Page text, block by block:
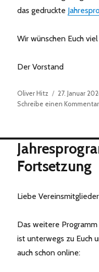
das gedruckte
Wir wünschen Euch
Der Vorstand
Autor
Oliver Hitz
Veröffentlicht
am
27. Januar
Schreibe einen Kommentar
Fortsetzung
Liebe Vereinsmitglieder
Das weitere
ist unterwegs zu Euch
auch schon online: